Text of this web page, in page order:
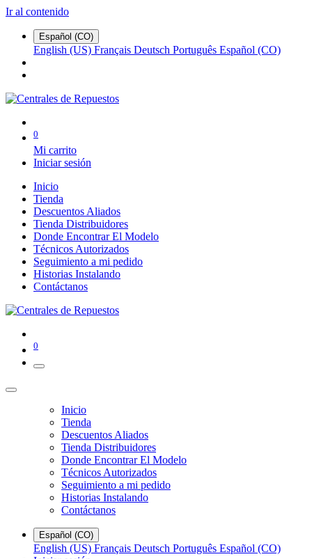
Ir al contenido
Español (CO)
English (US) Français Deutsch Português Español (CO)
0
Mi carrito
Iniciar sesión
Inicio
Tienda
Descuentos Aliados
Tienda Distribuidores
Donde Encontrar El Modelo
Técnicos Autorizados
Seguimiento a mi pedido
Historias Instalando
Contáctanos
0
Inicio
Tienda
Descuentos Aliados
Tienda Distribuidores
Donde Encontrar El Modelo
Técnicos Autorizados
Seguimiento a mi pedido
Historias Instalando
Contáctanos
Español (CO)
English (US) Français Deutsch Português Español (CO)